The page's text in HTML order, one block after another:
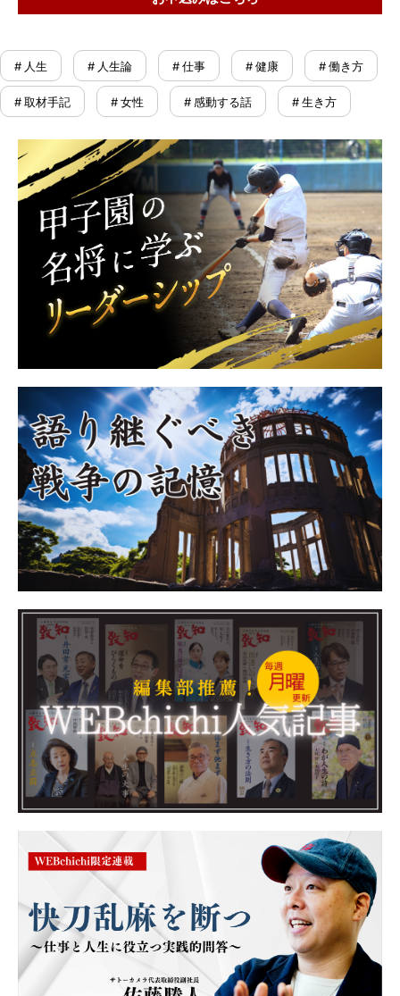
# 人生 # 人生論 # 仕事 # 健康 # 働き方
# 取材手記 # 女性 # 感動する話 # 生き方